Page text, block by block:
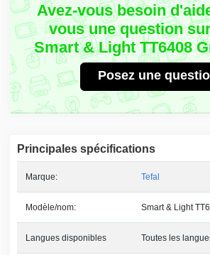
Avez-vous besoin
vous une question
Smart & Light TT6408
Posez une
Principales spécifications
Marque: Tefal
Modèle/nom: Smart & Light
Langues disponibles Toutes les